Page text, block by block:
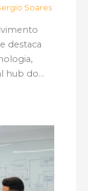
Soares
destaca
hub do…